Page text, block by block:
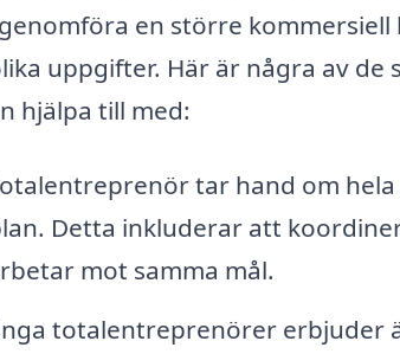
en större
uppgifter. Här är några av
hjälpa till med:
tar hand om
Detta inkluderar att
mot samma mål.
totalentreprenörer erbjuder